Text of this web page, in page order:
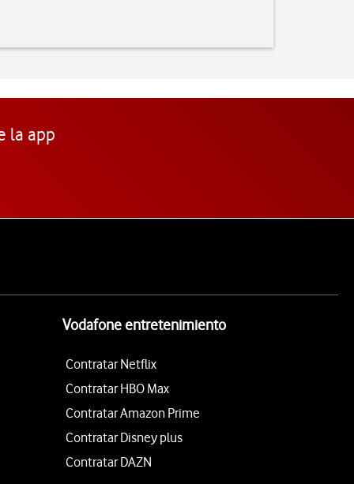
la app
Vodafone entretenimiento
Contratar Netflix
Contratar HBO Max
Contratar Amazon Prime
Contratar Disney plus
Contratar DAZN